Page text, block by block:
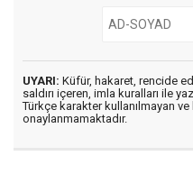
UYARI: Küfür, hakaret, rencide
saldırı içeren, imla kuralları ile
Türkçe karakter kullanılmayan
onaylanmamaktadır.